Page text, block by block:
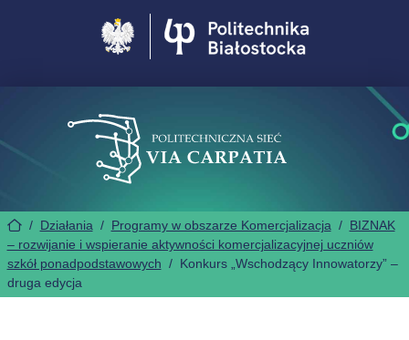
/ Działania/ Programy w obszarze Komercjalizacja/ BIZNAK
– rozwijanie i wspieranie aktywności komercjalizacyjnej uczniów
szkół ponadpodstawowych / Konkurs „Wschodzący Innowatorzy” –
druga edycja